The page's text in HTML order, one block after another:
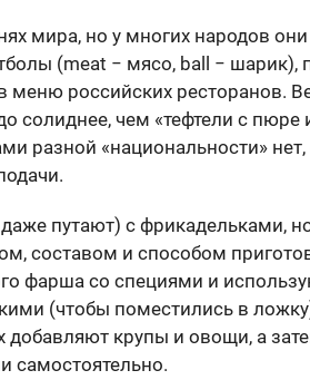
мира, но у многих народов
(meat − мясо, ball − шарик),
меню российских ресторанов.
солиднее, чем «тефтели с пюре
разной «национальности»
путают) с фрикадельками,
составом и способом
фарша со специями и
(чтобы поместились в
крупы и овощи, а
самостоятельно.